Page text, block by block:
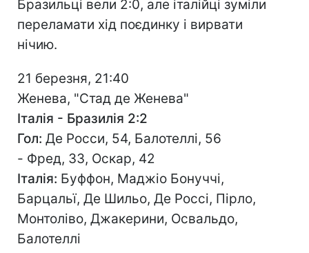
Бразильці вели 2:0, але італійці зуміли
переламати хід поєдинку і вирвати
нічию.
21 березня, 21:40
Женева, "Стад де Женева"
Італія - Бразилія 2:2
Гол: Де Росси, 54, Балотеллі, 56
- Фред, 33, Оскар, 42
Італія: Буффон, Маджіо Бонуччі,
Барцальї, Де Шильо, Де Россі, Пірло,
Монтоліво, Джакерини, Освальдо,
Балотеллі